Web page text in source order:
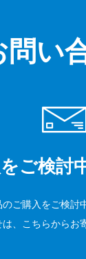
問い
ご検討
のご購入をご検討
、こちらからお